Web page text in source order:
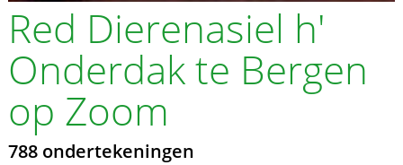
Red Dierenasiel h'
Onderdak te Bergen
op Zoom
788 ondertekeningen